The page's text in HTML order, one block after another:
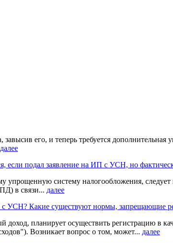
его, и теперь требуется
далее
если подал заявление на ИП с УСН, но
систему налогообложения, следует
в связи... далее
УСН? Какие существуют нормы, запрещающие
планирует осуществить регистрацию в
Возникает вопрос о том, может... далее